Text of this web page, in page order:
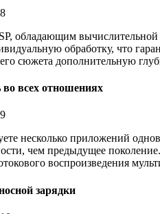
обладающим
обработку, что
сюжета дополнительную
во всех отношениях
несколько приложений
чем предыдущее
воспроизведения
зарядки